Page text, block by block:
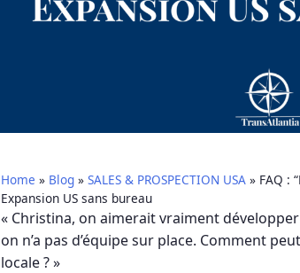
Home » Blog» SALES & PROSPECTION USA» FAQ :
Expansion US sans bureau
« Christina, on aimerait vraiment
on n’a pas d’équipe sur place. Comment
locale ? »